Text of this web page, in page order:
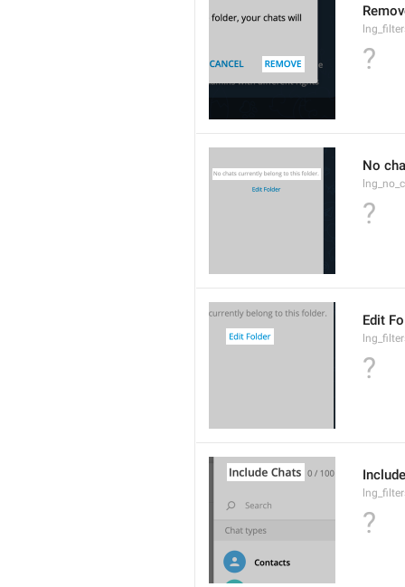
?
No
?
Edit
?
?